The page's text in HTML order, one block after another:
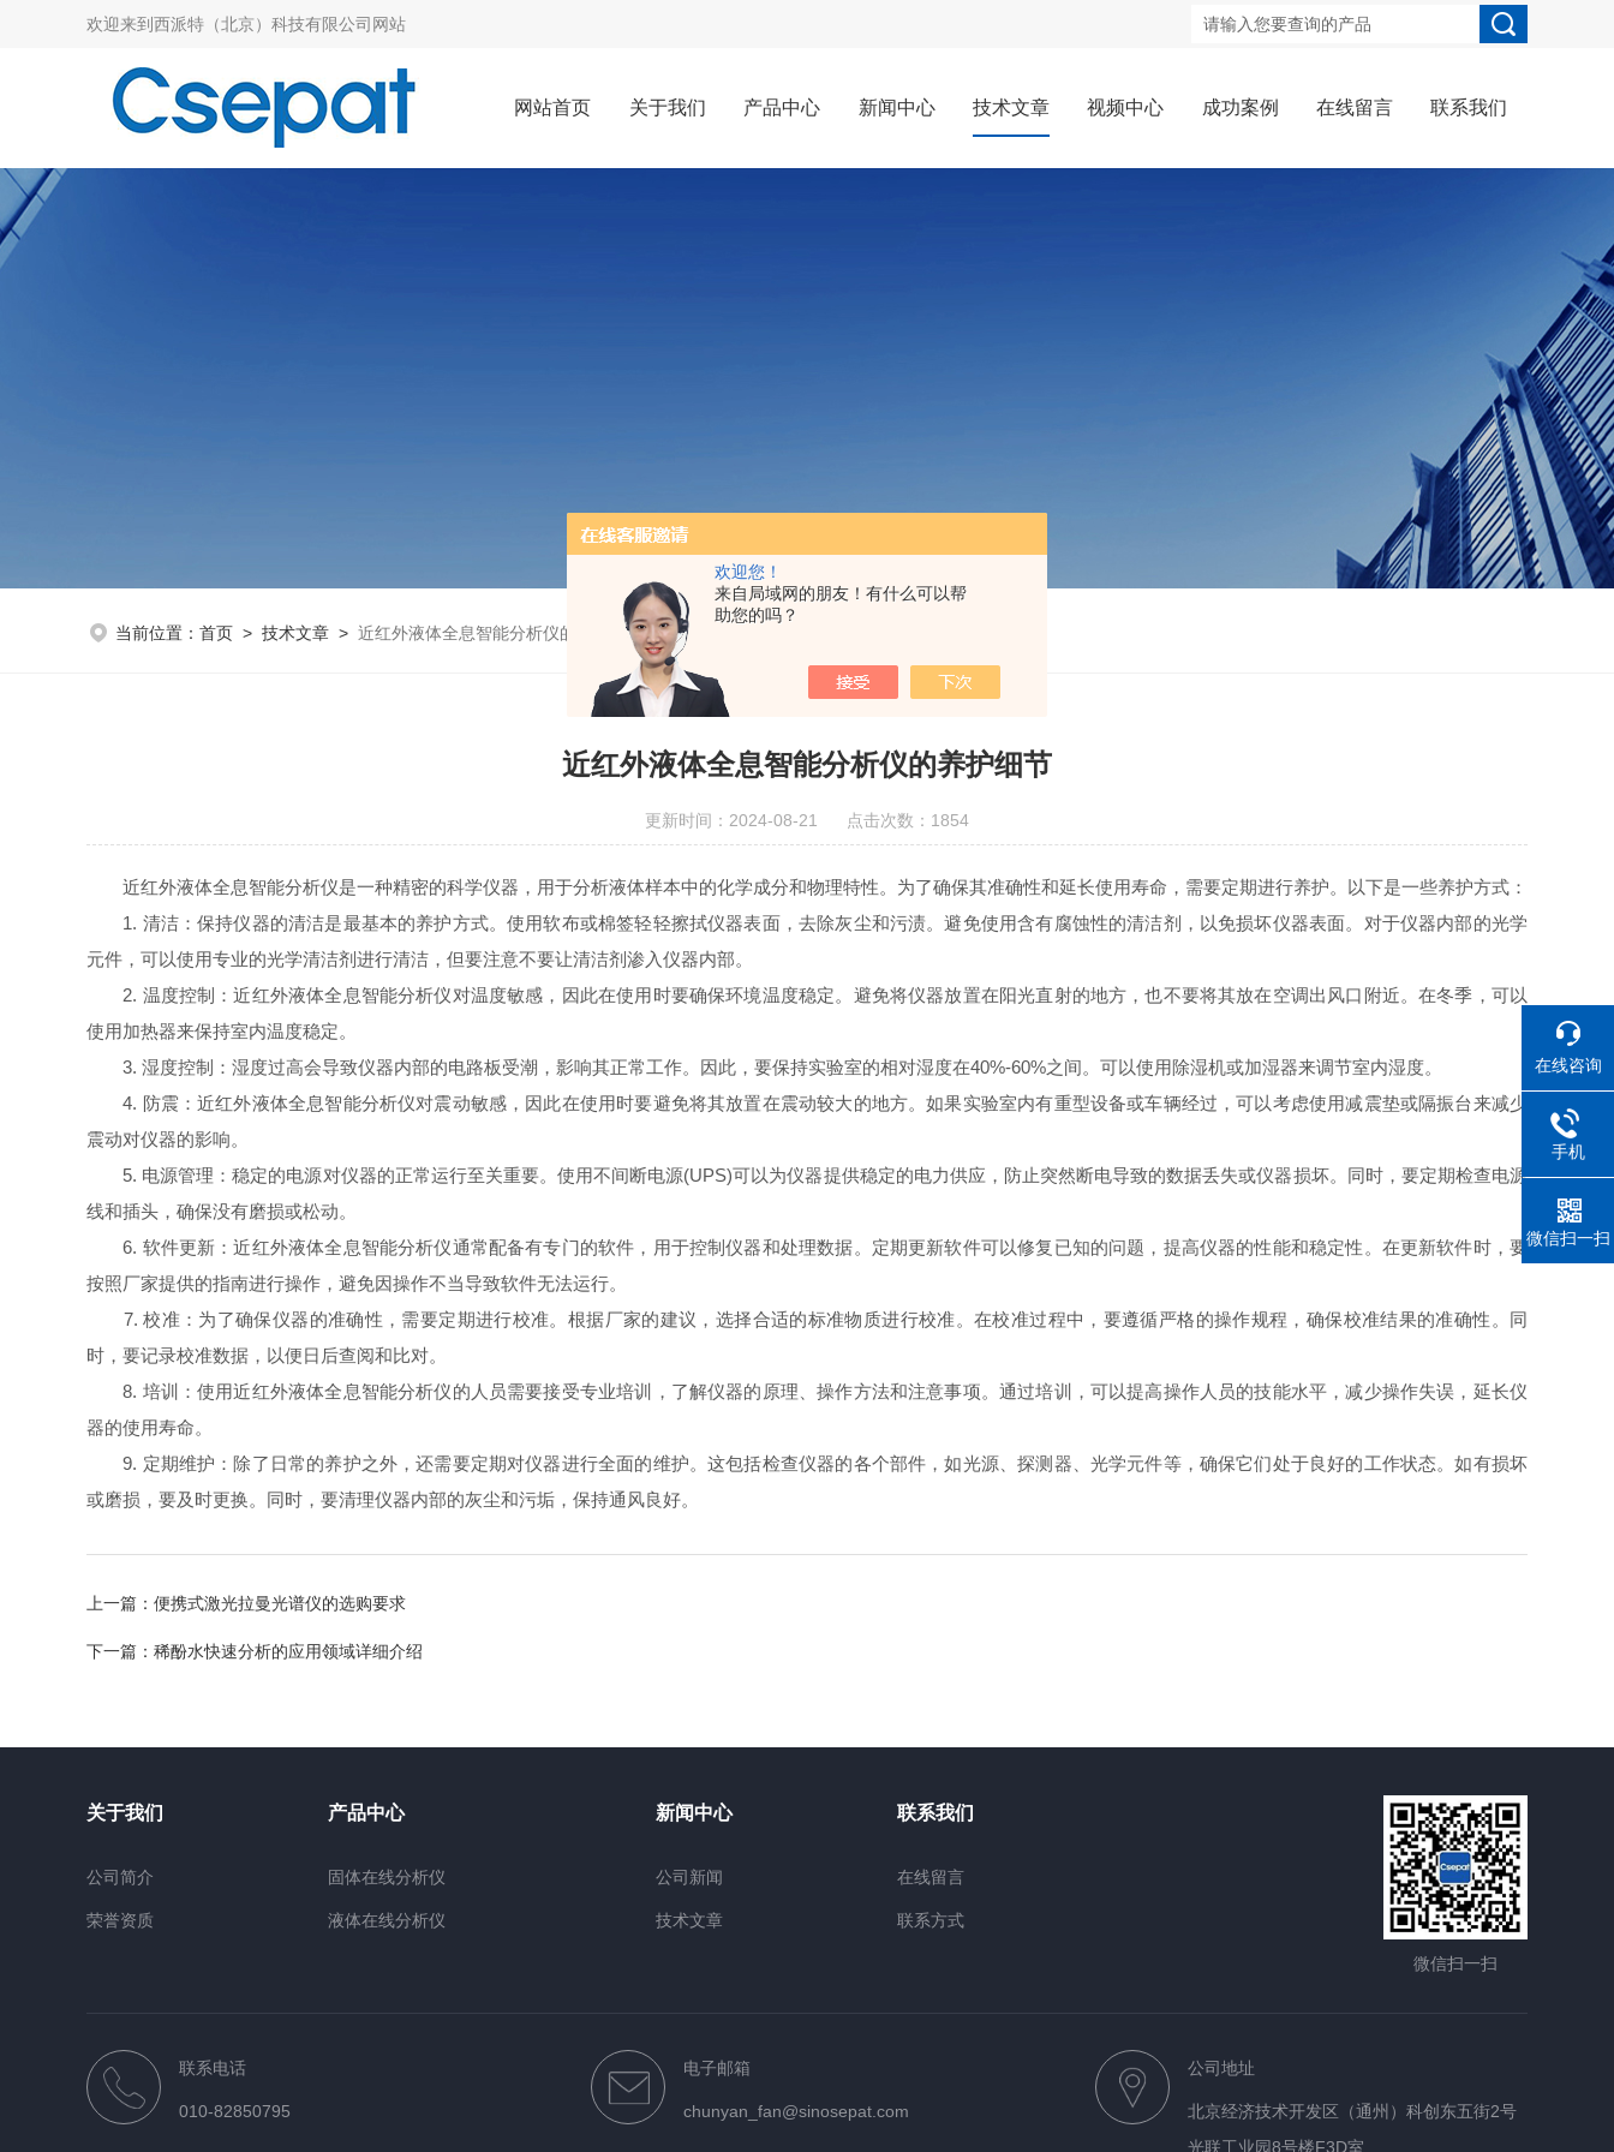
欢迎您！
来自局域网的朋友！有什么可以帮
助您的吗？
欢迎来到 西派特（北京）科技有限公司网站
网站首页 关于我们 产品中心 新闻中心 技术文章 视频中心 成功案例 在线留言 联系我们
当前位置： 首页 > 技术文章 > 近红外液体全息智能分析仪的养护细节
近红外液体全息智能分析仪的养护细节
更新时间：2024-08-21 点击次数：1854
近红外液体全息智能分析仪是一种精密的科学仪器，用于分析液体样本中的化学成分和物理特性。为了确保其准确性和延长使用寿命，需要定期进行养护。以下是一些养护方式：
1. 清洁：保持仪器的清洁是最基本的养护方式。使用软布或棉签轻轻擦拭仪器表面，去除灰尘和污渍。避免使用含有腐蚀性的清洁剂，以免损坏仪器表面。对于仪器内部的光学
元件，可以使用专业的光学清洁剂进行清洁，但要注意不要让清洁剂渗入仪器内部。
2. 温度控制：近红外液体全息智能分析仪对温度敏感，因此在使用时要确保环境温度稳定。避免将仪器放置在阳光直射的地方，也不要将其放在空调出风口附近。在冬季，可以
使用加热器来保持室内温度稳定。
3. 湿度控制：湿度过高会导致仪器内部的电路板受潮，影响其正常工作。因此，要保持实验室的相对湿度在40%-60%之间。可以使用除湿机或加湿器来调节室内湿度。
4. 防震：近红外液体全息智能分析仪对震动敏感，因此在使用时要避免将其放置在震动较大的地方。如果实验室内有重型设备或车辆经过，可以考虑使用减震垫或隔振台来减少
震动对仪器的影响。
5. 电源管理：稳定的电源对仪器的正常运行至关重要。使用不间断电源(UPS)可以为仪器提供稳定的电力供应，防止突然断电导致的数据丢失或仪器损坏。同时，要定期检查电源
线和插头，确保没有磨损或松动。
6. 软件更新：近红外液体全息智能分析仪通常配备有专门的软件，用于控制仪器和处理数据。定期更新软件可以修复已知的问题，提高仪器的性能和稳定性。在更新软件时，要
按照厂家提供的指南进行操作，避免因操作不当导致软件无法运行。
7. 校准：为了确保仪器的准确性，需要定期进行校准。根据厂家的建议，选择合适的标准物质进行校准。在校准过程中，要遵循严格的操作规程，确保校准结果的准确性。同
时，要记录校准数据，以便日后查阅和比对。
8. 培训：使用近红外液体全息智能分析仪的人员需要接受专业培训，了解仪器的原理、操作方法和注意事项。通过培训，可以提高操作人员的技能水平，减少操作失误，延长仪
器的使用寿命。
9. 定期维护：除了日常的养护之外，还需要定期对仪器进行全面的维护。这包括检查仪器的各个部件，如光源、探测器、光学元件等，确保它们处于良好的工作状态。如有损坏
或磨损，要及时更换。同时，要清理仪器内部的灰尘和污垢，保持通风良好。
上一篇： 便携式激光拉曼光谱仪的选购要求
下一篇： 稀酚水快速分析的应用领域详细介绍
关于我们
公司简介
荣誉资质
产品中心
固体在线分析仪
液体在线分析仪
新闻中心
公司新闻
技术文章
联系我们
在线留言
联系方式
微信扫一扫
联系电话
010-82850795
电子邮箱
chunyan_fan@sinosepat.com
公司地址
北京经济技术开发区（通州）科创东五街2号
光联工业园8号楼F3D室
在线咨询
手机
微信扫一扫